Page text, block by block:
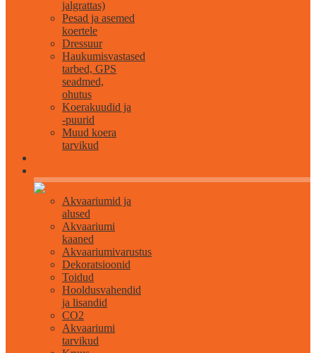
jalgrattas)
Pesad ja asemed
koertele
Dressuur
Haukumisvastased
tarbed, GPS
seadmed,
ohutus
Koerakuudid ja
-puurid
Muud koera
tarvikud
Akvaariumid ja
alused
Akvaariumi
kaaned
Akvaariumivarustus
Dekoratsioonid
Toidud
Hooldusvahendid
ja lisandid
CO2
Akvaariumi
tarvikud